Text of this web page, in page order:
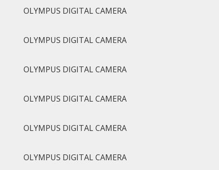
OLYMPUS DIGITAL CAMERA
OLYMPUS DIGITAL CAMERA
OLYMPUS DIGITAL CAMERA
OLYMPUS DIGITAL CAMERA
OLYMPUS DIGITAL CAMERA
OLYMPUS DIGITAL CAMERA